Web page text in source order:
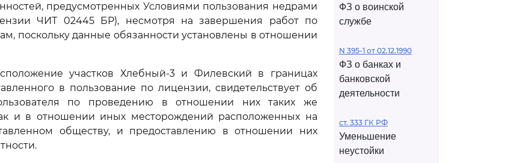
предусмотренных Условиями пользования недрами
ЧИТ 02445 БР), несмотря на завершения работ по
поскольку данные обязанности установлены в отношении
участков Хлебный-3 и Филевский в границах
в пользование по лицензии, свидетельствует об
по проведению в отношении них таких же
и в отношении иных месторождений расположенных на
обществу, и предоставлению в отношении них
ФЗ о воинской
службе
N 395-1 от 02.12.1990
ФЗ о банках и
банковской
деятельности
ст. 333 ГК РФ
Уменьшение
неустойки